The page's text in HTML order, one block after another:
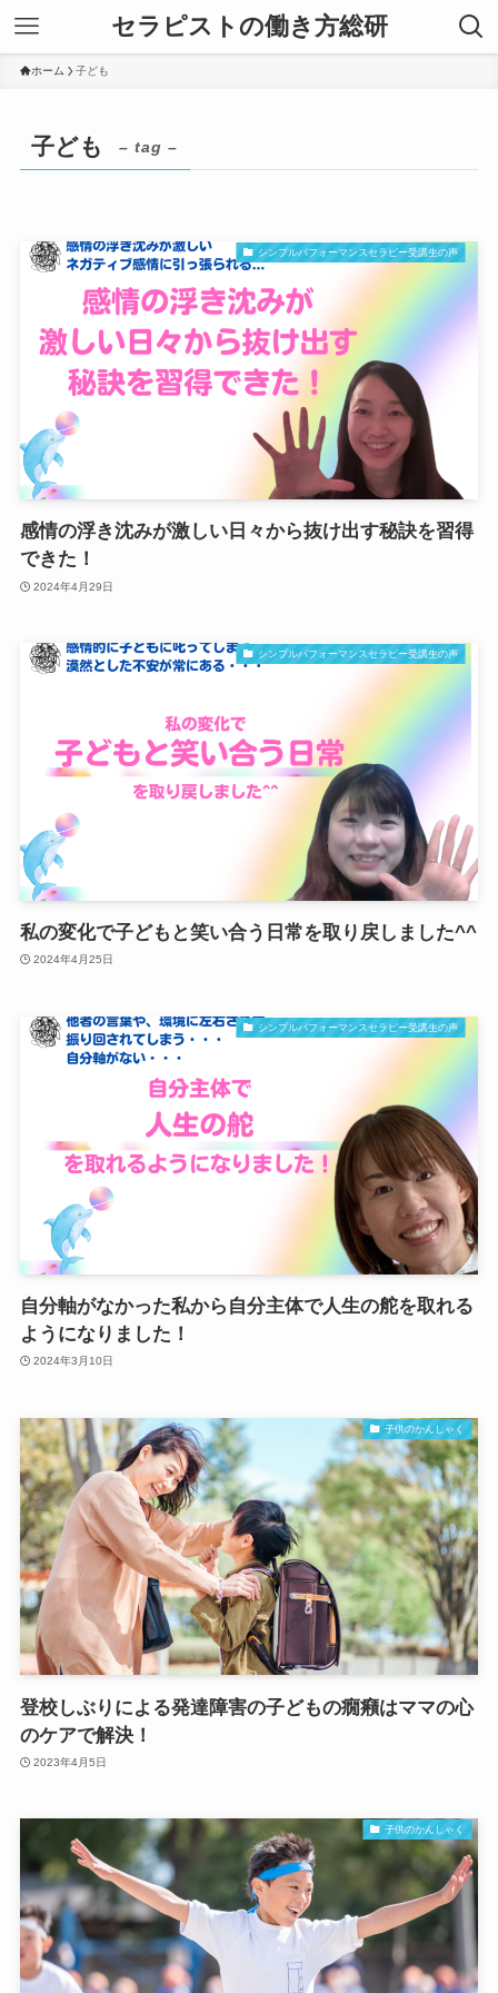
セラピストの働き方総研
ホーム 子ども
子ども – tag –
シンプルパフォーマンスセラピー受講生の声
感情の浮き沈みが激しい日々から抜け出す秘訣を習得
できた！
2024年4月29日
シンプルパフォーマンスセラピー受講生の声
私の変化で子どもと笑い合う日常を取り戻しました^^
2024年4月25日
シンプルパフォーマンスセラピー受講生の声
自分軸がなかった私から自分主体で人生の舵を取れる
ようになりました！
2024年3月10日
子供のかんしゃく
登校しぶりによる発達障害の子どもの癇癪はママの心
のケアで解決！
2023年4月5日
子供のかんしゃく